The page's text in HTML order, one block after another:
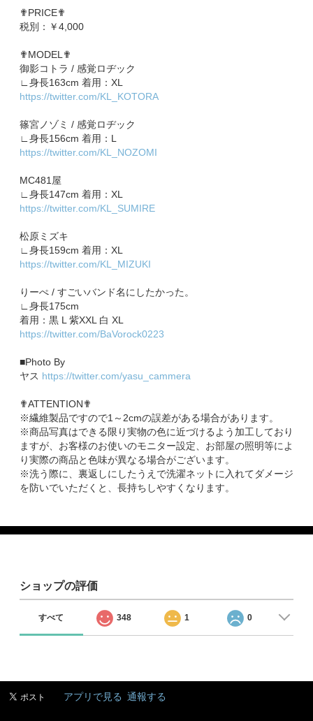
✟PRICE✟
税別：￥4,000
✟MODEL✟
​​御影コトラ / 感覚ロヂック
∟身長163cm 着用：XL
https://twitter.com/KL_KOTORA
篠宮ノゾミ / 感覚ロヂック
∟身長156cm 着用：L
https://twitter.com/KL_NOZOMI
MC481屋
∟身長147cm 着用：XL
https://twitter.com/KL_SUMIRE
松原ミズキ
∟身長159cm 着用：XL
https://twitter.com/KL_MIZUKI
​​りーぺ / すごいバンド名にしたかった。
∟身長175cm
着用：黒 L 紫XXL 白 XL
https://twitter.com/BaVorock0223
■Photo By
ヤス https://twitter.com/yasu_cammera
✟ATTENTION✟
※繊維製品ですので1～2cmの誤差がある場合があります。
※商品写真はできる限り実物の色に近づけるよう加工しており
ますが、お客様のお使いのモニター設定、お部屋の照明等によ
り実際の商品と色味が異なる場合がございます。
※洗う際に、裏返しにしたうえで洗濯ネットに入れてダメージ
を防いでいただくと、長持ちしやすくなります。
ショップの評価
すべて 348 1 0
アプリで見る 通報する